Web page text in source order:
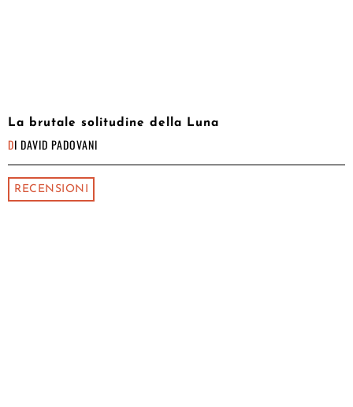
La brutale solitudine della Luna
DI DAVID PADOVANI
RECENSIONI